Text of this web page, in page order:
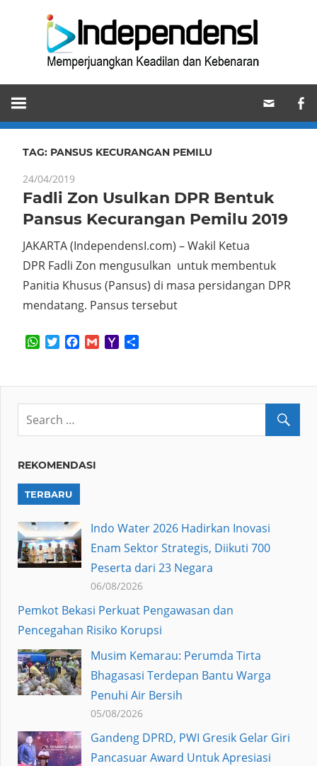
Memperjuangkan
Keadilan
dan
Kebenaran
TAG: PANSUS KECURANGAN PEMILU
24/04/2019
Fadli Zon Usulkan DPR Bentuk
Pansus Kecurangan Pemilu 2019
JAKARTA (IndependensI.com) – Wakil Ketua
DPR Fadli Zon mengusulkan untuk membentuk
Panitia Khusus (Pansus) di masa persidangan DPR
mendatang. Pansus tersebut
WhatsApp
TwitterFacebook
GmailYahoo
REKOMENDASI
TERBARU
Indo Water 2026 Hadirkan Inovasi
Enam Sektor Strategis, Diikuti 700
Peserta dari 23 Negara
06/08/2026
Pemkot Bekasi Perkuat Pengawasan dan
Pencegahan Risiko Korupsi
Musim Kemarau: Perumda Tirta
Bhagasasi Terdepan Bantu Warga
Penuhi Air Bersih
05/08/2026
Gandeng DPRD, PWI Gresik Gelar Giri
Pancasuar Award Untuk Apresiasi